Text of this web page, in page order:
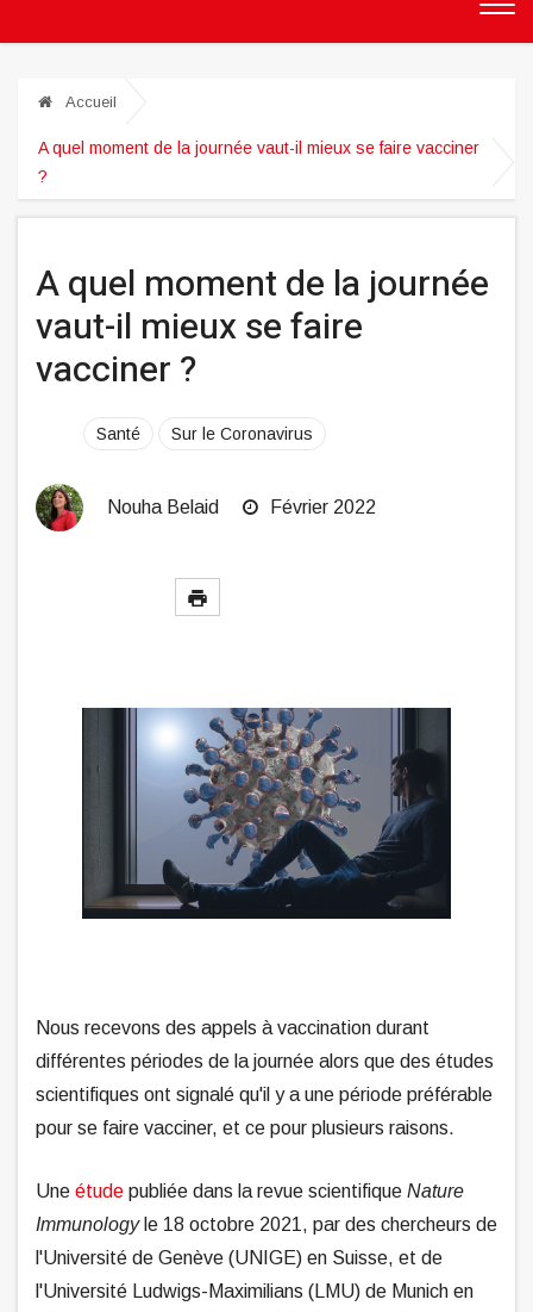
Accueil
A quel moment de la journée vaut-il mieux se faire vacciner
?
A quel moment de la journée
vaut-il mieux se faire
vacciner ?
Santé Sur le Coronavirus
Nouha Belaid Février 2022
Nous recevons des appels à vaccination durant
différentes périodes de la journée alors que des études
scientifiques ont signalé qu'il y a une période préférable
pour se faire vacciner, et ce pour plusieurs raisons.
Une étude publiée dans la revue scientifique Nature
Immunology le 18 octobre 2021, par des chercheurs de
l'Université de Genève (UNIGE) en Suisse, et de
l'Université Ludwigs-Maximilians (LMU) de Munich en